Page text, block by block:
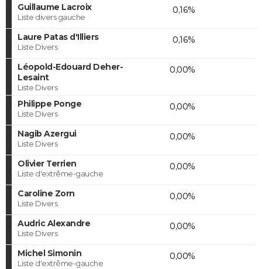
Guillaume Lacroix
Liste divers gauche
0,16%
Laure Patas d'Illiers
Liste Divers
0,16%
Léopold-Edouard Deher-
Lesaint
Liste Divers
0,00%
Philippe Ponge
Liste Divers
0,00%
Nagib Azergui
Liste Divers
0,00%
Olivier Terrien
Liste d'extrême-gauche
0,00%
Caroline Zorn
Liste Divers
0,00%
Audric Alexandre
Liste Divers
0,00%
Michel Simonin
Liste d'extrême-gauche
0,00%